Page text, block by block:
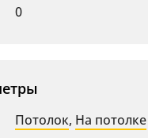
0
Потолок, На потолке